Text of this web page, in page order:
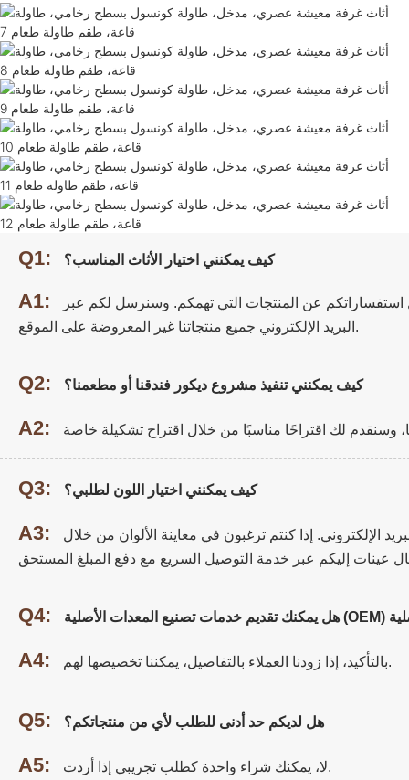
Q1: كيف يمكنني اختيار الأثاث المناسب؟
A1:
استفساراتكم عن المنتجات التي تهمكم. وسنرسل لكم عبر
البريد الإلكتروني جميع منتجاتنا غير المعروضة على الموقع.
Q2: كيف يمكنني تنفيذ مشروع ديكور فندقنا أو مطعمنا؟
A2:
Q3: كيف يمكنني اختيار اللون لطلبي؟
A3: الإلكتروني. إذا كنتم ترغبون في معاينة الألوان من خلال
Q4:
A4:
بالتأكيد، إذا زودنا العملاء بالتفاصيل، يمكننا تخصيصها لهم.
Q5: هل لديكم حد أدنى للطلب لأي من منتجاتكم؟
A5: لا، يمكنك شراء واحدة كطلب تجريبي إذا أردت.